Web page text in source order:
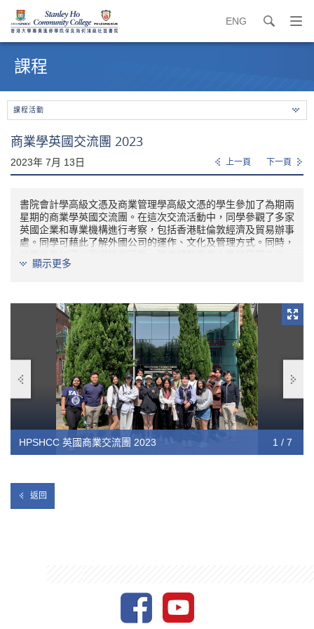
ENG search
打
開
始
課程
課程活動
商業學英國交流團 2023
2023年 7月 13日 上一頁 下一頁
書院會計學高級文憑及商業管理學高級文憑的學生參加了為期兩
星期的商業學英國交流團。在這次交流活動中，同學參觀了多家
英國企業和專業機構進行考察，包括香港駐倫敦經濟及貿易辦事
處。同學可藉此了解外國公司的運作、文化及管理方式。同時，
長等方面。同學可以與當地學生交流，並遊覽英國不同城市體驗
當地文化。這次交流活動幫助同學擴闊國際視野，獲得寶貴的知
識和經驗，對將來升學及就業都有一定幫助。
顯示更多
HPSHCC 英國商業交流團 2023 1 / 7
HPSHCC 英國商業交流團 2023 2 / 7
HPSHCC 英國商業交流團 2023 3 / 7
HPSHCC 英國商業交流團 2023 4 / 7
HPSHCC 英國商業交流團 2023 5 / 7
HPSHCC 英國商業交流團 2023 6 / 7
HPSHCC 英國商業交流團 2023 7 / 7
返回